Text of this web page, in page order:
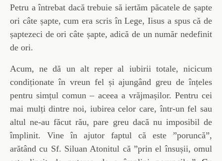
Petru a întrebat dacă trebuie să iertăm păcatele de șapte
ori câte șapte, cum era scris în Lege, Iisus a spus că de
șaptezeci de ori câte șapte, adică de un număr nedefinit
de ori.
Acum, ne dă un alt reper al iubirii totale, nicicum
condiționate în vreun fel și ajungând greu de înțeles
pentru simțul comun – aceea a vrăjmașilor. Pentru cei
mai mulți dintre noi, iubirea celor care, într-un fel sau
altul ne-au făcut rău, pare greu dacă nu imposibil de
împlinit. Vine în ajutor faptul că este ”poruncă”,
arătând cu Sf. Siluan Atonitul că ”prin el însușii, omul